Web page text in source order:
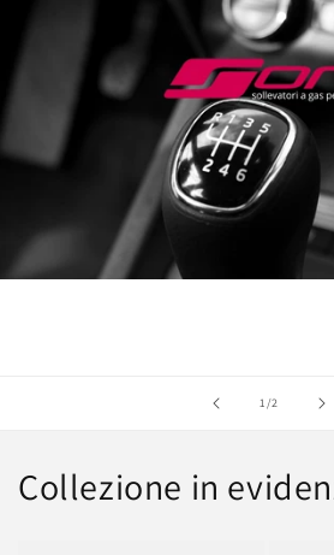
1/su2
Collezione in